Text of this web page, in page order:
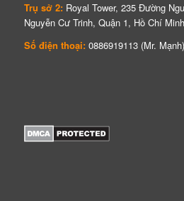
Trụ sở 2:Royal Tower, 235 Đường
Nguyễn Cư Trinh, Quận 1, Hồ Chí
Số điện thoại:0886919113 (Mr. Mạnh)